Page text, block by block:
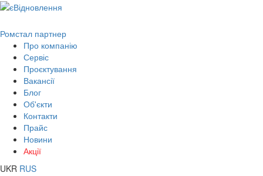
Ромстал партнер
Про компанію
Сервіс
Проєктування
Вакансії
Блог
Об'єкти
Контакти
Прайс
Новини
Акції
UKR RUS